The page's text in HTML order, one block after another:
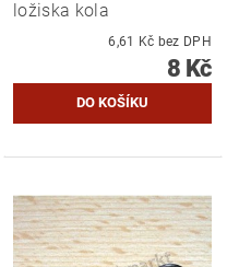
ložiska kola
6,61 Kč bez DPH
8 Kč